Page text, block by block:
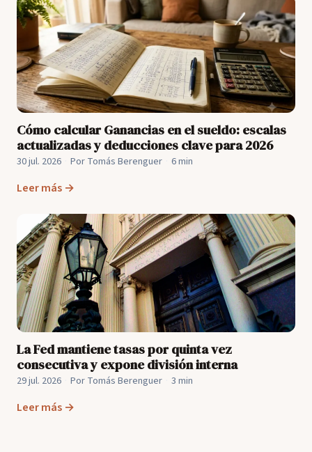
Cómo calcular Ganancias en el sueldo: escalas
actualizadas y deducciones clave para 2026
30 jul. 2026 Por Tomás Berenguer 6 min
Leer más →
La Fed mantiene tasas por quinta vez
consecutiva y expone división interna
29 jul. 2026 Por Tomás Berenguer 3 min
Leer más →